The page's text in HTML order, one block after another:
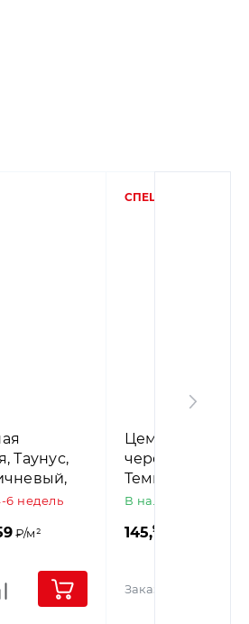
Таунус,
6 недель
₽/м²
СПЕЦ. ЦЕНА
Цементно-
черепица
Темно-
В наличии
145,90
Заказ в 1 клик